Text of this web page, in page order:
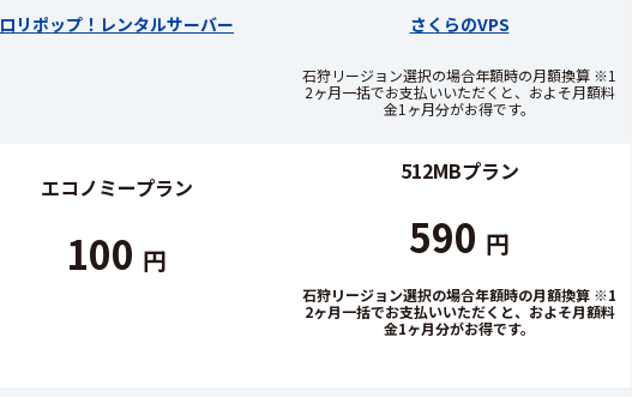
ロリポップ！レンタルサーバー
エコノミープラン
100 円
さくらのVPS
石狩リージョン選択の場合年額時の月額換算 ※1
2ヶ月一括でお支払いいただくと、およそ月額料
金1ヶ月分がお得です。
512MBプラン
590 円
石狩リージョン選択の場合年額時の月額換算 ※1
2ヶ月一括でお支払いいただくと、およそ月額料
金1ヶ月分がお得です。